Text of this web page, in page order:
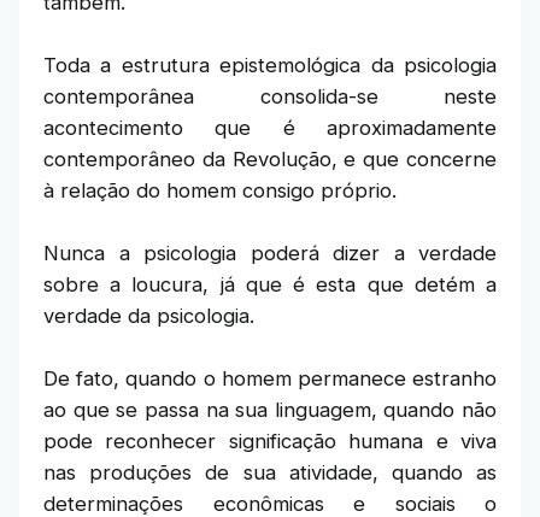
Toda a estrutura epistemológica da psicologia
contemporânea consolida-se neste
acontecimento que é aproximadamente
contemporâneo da Revolução, e que concerne
à relação do homem consigo próprio.
Nunca a psicologia poderá dizer a verdade
sobre a loucura, já que é esta que detém a
verdade da psicologia.
De fato, quando o homem permanece estranho
ao que se passa na sua linguagem, quando não
pode reconhecer significação humana e viva
nas produções de sua atividade, quando as
determinações econômicas e sociais o